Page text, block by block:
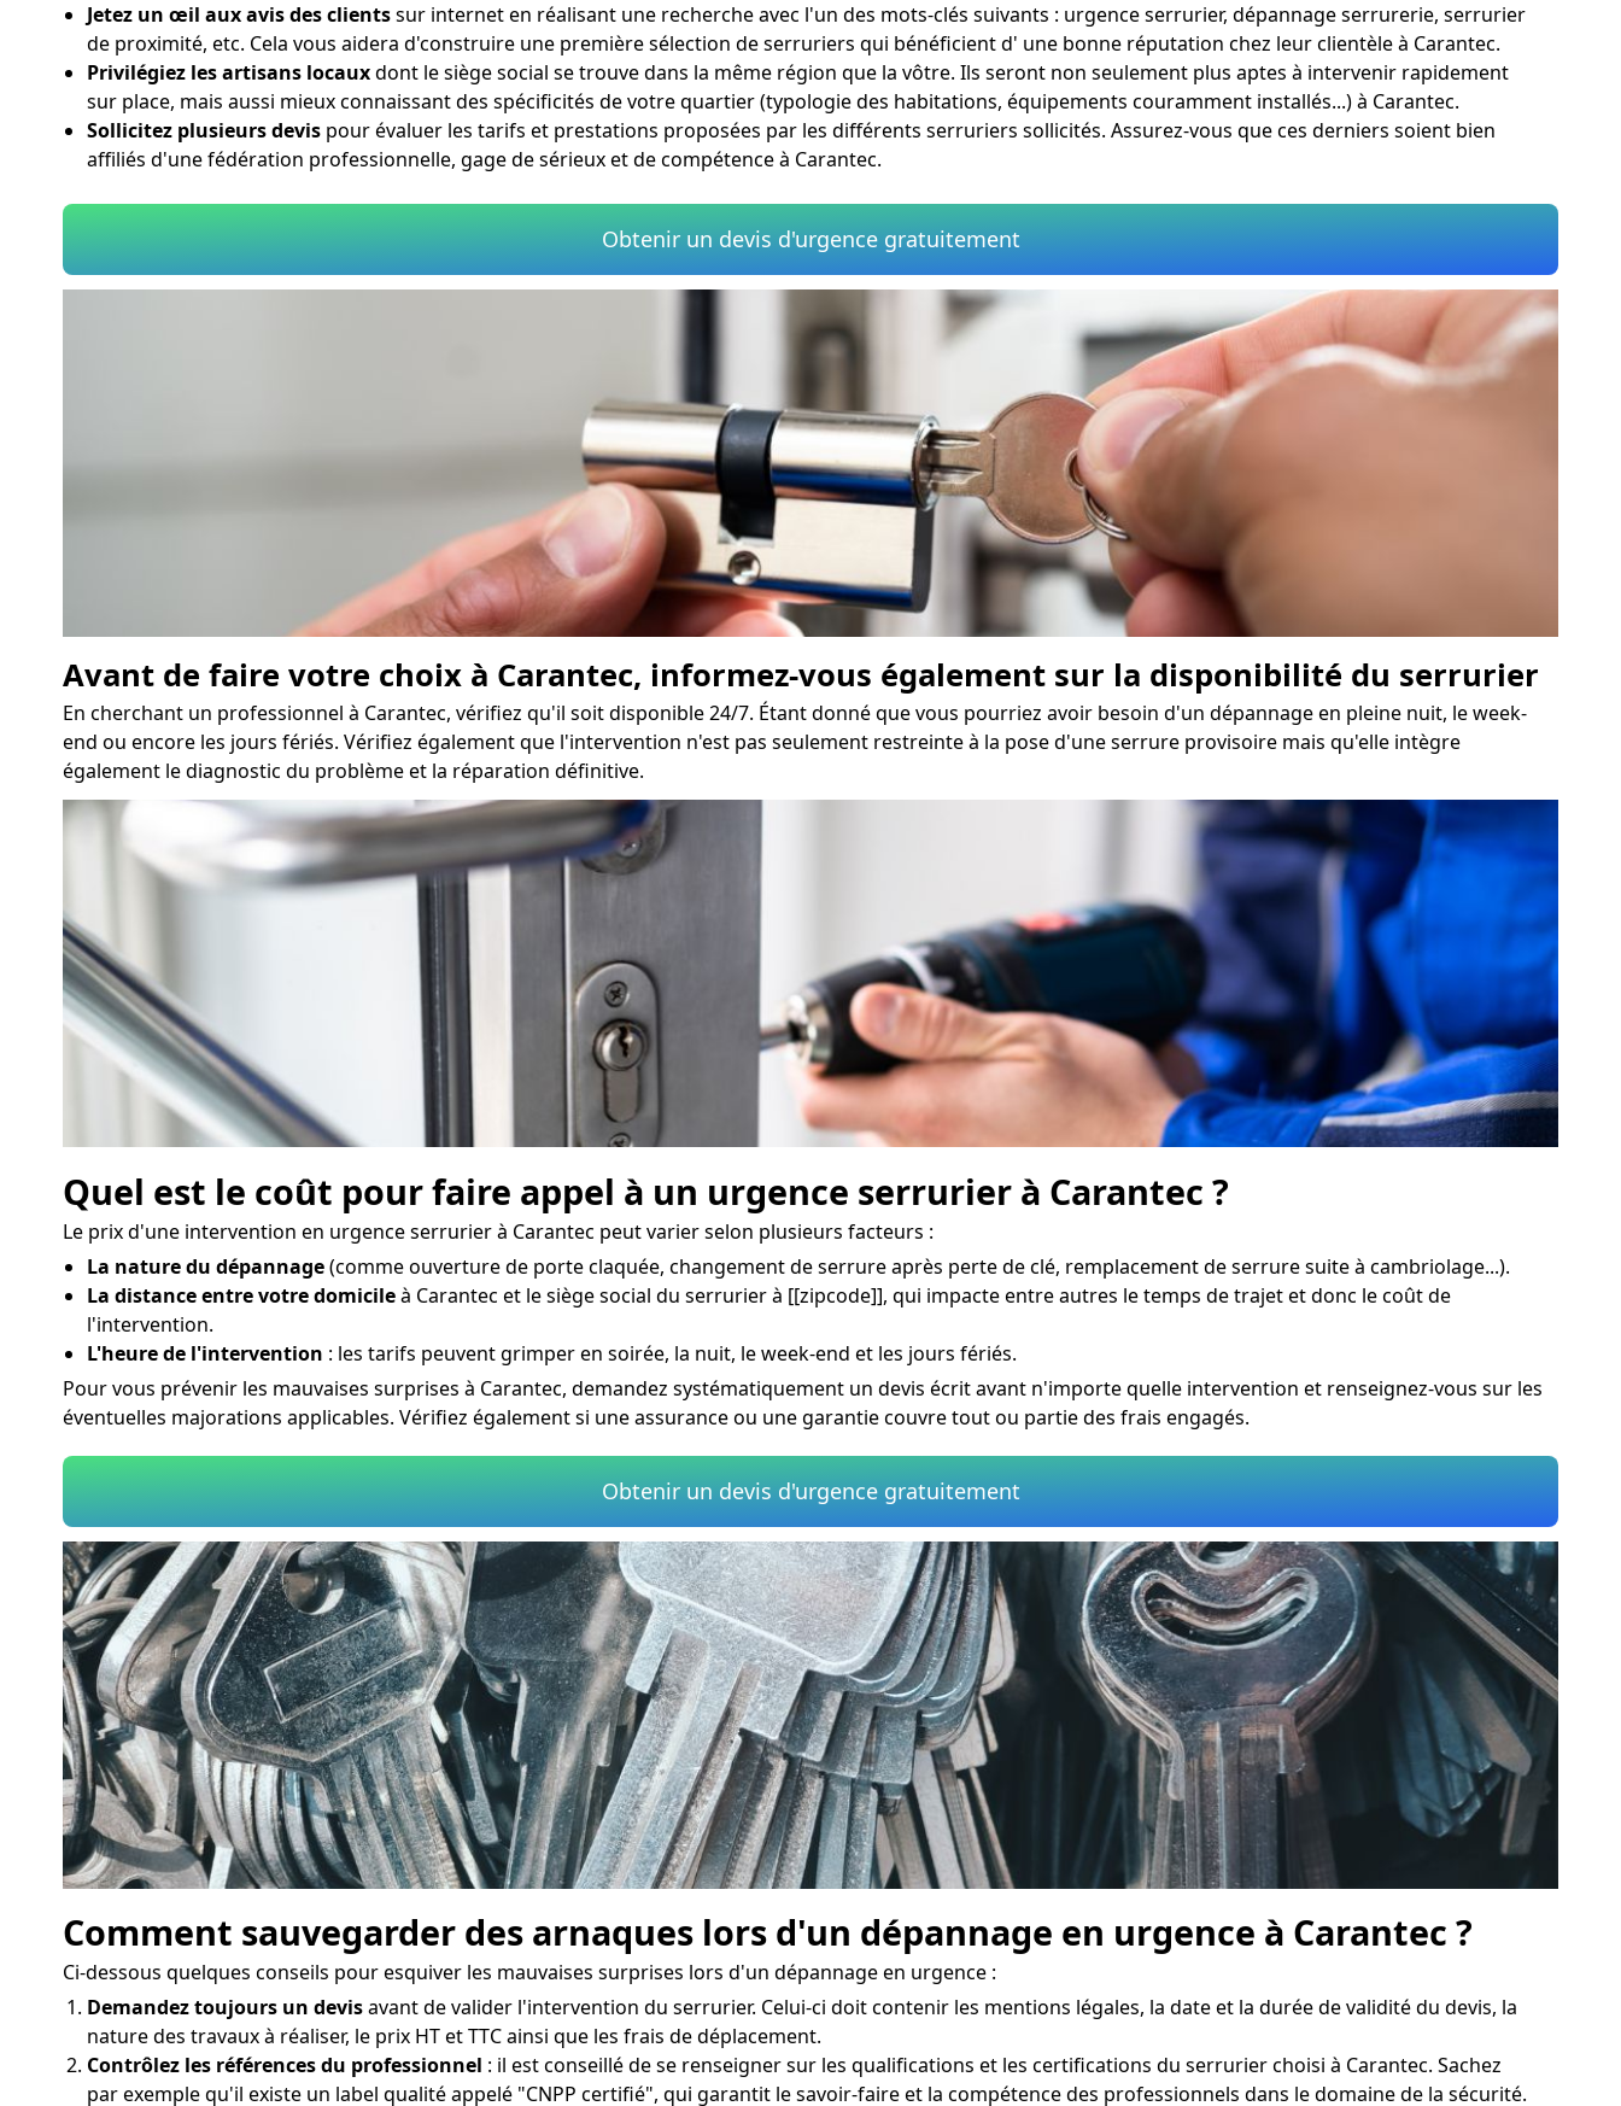
Jetez un œil aux avis des clientssur internet en réalisant une recherche avec l'un des mots-clés suivants : urgence serrurier, dépannage serrurerie, serrurier
de proximité, etc. Cela vous aidera d'construire une première sélection de serruriers qui bénéficient d' une bonne réputation chez leur clientèle à Carantec.
Privilégiez les artisans locauxdont le siège social se trouve dans la même région que la vôtre. Ils seront non seulement plus aptes à intervenir rapidement
sur place, mais aussi mieux connaissant des spécificités de votre quartier (typologie des habitations, équipements couramment installés...) à Carantec.
Sollicitez plusieurs devis pour évaluer les tarifs et prestations proposées par les différents serruriers sollicités. Assurez-vous que ces derniers soient bien
affiliés d'une fédération professionnelle, gage de sérieux et de compétence à Carantec.
Obtenir un devis d'urgence gratuitement
Avant de faire votre choix à Carantec, informez-vous également sur la disponibilité du serrurier
En cherchant un professionnel à Carantec, vérifiez qu'il soit disponible 24/7. Étant donné que vous pourriez avoir besoin d'un dépannage en pleine nuit, le week-
end ou encore les jours fériés. Vérifiez également que l'intervention n'est pas seulement restreinte à la pose d'une serrure provisoire mais qu'elle intègre
également le diagnostic du problème et la réparation définitive.
Quel est le coût pour faire appel à un urgence serrurier à Carantec ?
Le prix d'une intervention en urgence serrurier à Carantec peut varier selon plusieurs facteurs :
La nature du dépannage(comme ouverture de porte claquée, changement de serrure après perte de clé, remplacement de serrure suite à cambriolage...).
La distance entre votre domicileà Carantec et le siège social du serrurier à [[zipcode]], qui impacte entre autres le temps de trajet et donc le coût de
l'intervention.
L'heure de l'intervention : les tarifs peuvent grimper en soirée, la nuit, le week-end et les jours fériés.
Pour vous prévenir les mauvaises surprises à Carantec, demandez systématiquement un devis écrit avant n'importe quelle intervention et renseignez-vous sur les
éventuelles majorations applicables. Vérifiez également si une assurance ou une garantie couvre tout ou partie des frais engagés.
Obtenir un devis d'urgence gratuitement
Comment sauvegarder des arnaques lors d'un dépannage en urgence à Carantec ?
Ci-dessous quelques conseils pour esquiver les mauvaises surprises lors d'un dépannage en urgence :
Demandez toujours un devisavant de valider l'intervention du serrurier. Celui-ci doit contenir les mentions légales, la date et la durée de validité du devis, la
nature des travaux à réaliser, le prix HT et TTC ainsi que les frais de déplacement.
Contrôlez les références du professionnel : il est conseillé de se renseigner sur les qualifications et les certifications du serrurier choisi à Carantec. Sachez
par exemple qu'il existe un label qualité appelé "CNPP certifié", qui garantit le savoir-faire et la compétence des professionnels dans le domaine de la sécurité.